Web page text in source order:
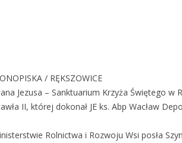
/ RĘKSZOWICE
Jezusa – Sanktuarium Krzyża Świętego w
II, której dokonał JE ks. Abp Wacław
Rolnictwa i Rozwoju Wsi posła